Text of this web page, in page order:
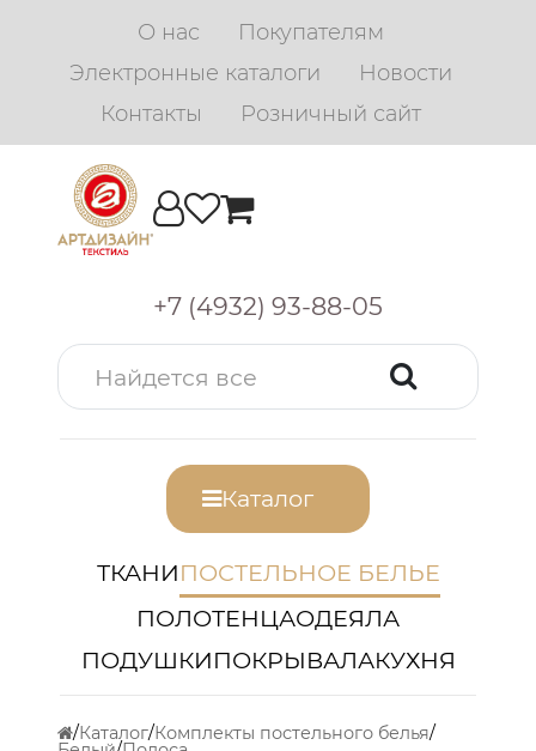
О нас
Покупателям
Электронные каталоги
Новости
Контакты
Розничный сайт
+7 (4932) 93-88-05
Каталог
ТКАНИПОСТЕЛЬНОЕ БЕЛЬЕ
ПОЛОТЕНЦАОДЕЯЛА
ПОДУШКИПОКРЫВАЛАКУХНЯ
Каталог Комплекты постельного белья